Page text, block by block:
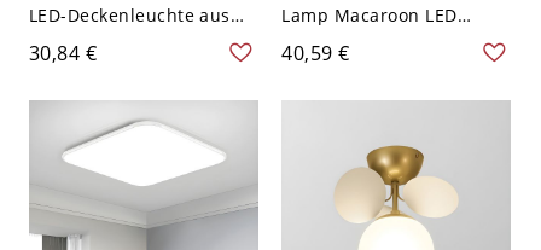
LED-Deckenleuchte aus
lackiertem Aluminium mit
Acrylschirm - Grün 110V-
120V Weißlicht
30,84 €
Lamp Macaroon LED
Grey/Green Ceiling
Lighting with Wooden Top
for Living Room - 110V-
40,59 €